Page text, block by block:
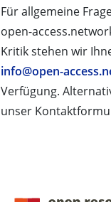
Für allgemeine
open-
Kritik stehen wir
info@open-
Verfügung.
unser